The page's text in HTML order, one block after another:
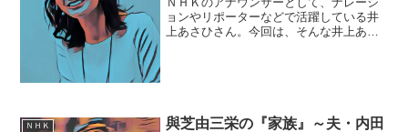
ョンやリポーターなどで活躍している井
上あさひさん。今回は、そんな井上あさ
ＮＨＫ
與芝由三栄の『家族』～夫・内田